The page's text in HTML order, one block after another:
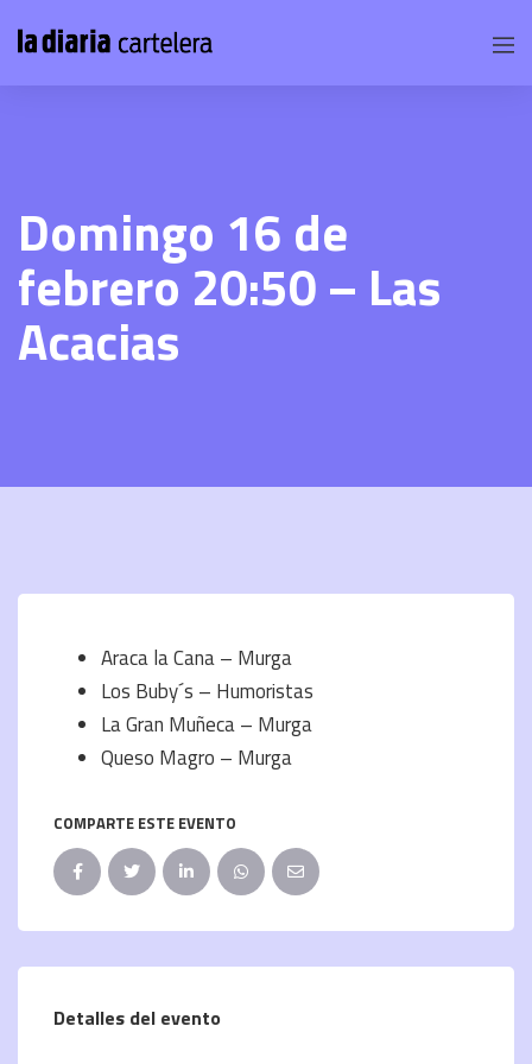
Domingo 16 de
febrero 20:50 – Las
Acacias
Araca la Cana – Murga
Los Buby´s – Humoristas
La Gran Muñeca – Murga
Queso Magro – Murga
COMPARTE ESTE EVENTO
Detalles del evento